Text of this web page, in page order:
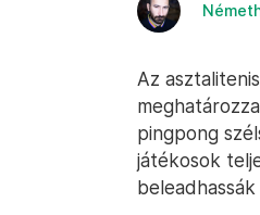
Az
pingpong
játékosok